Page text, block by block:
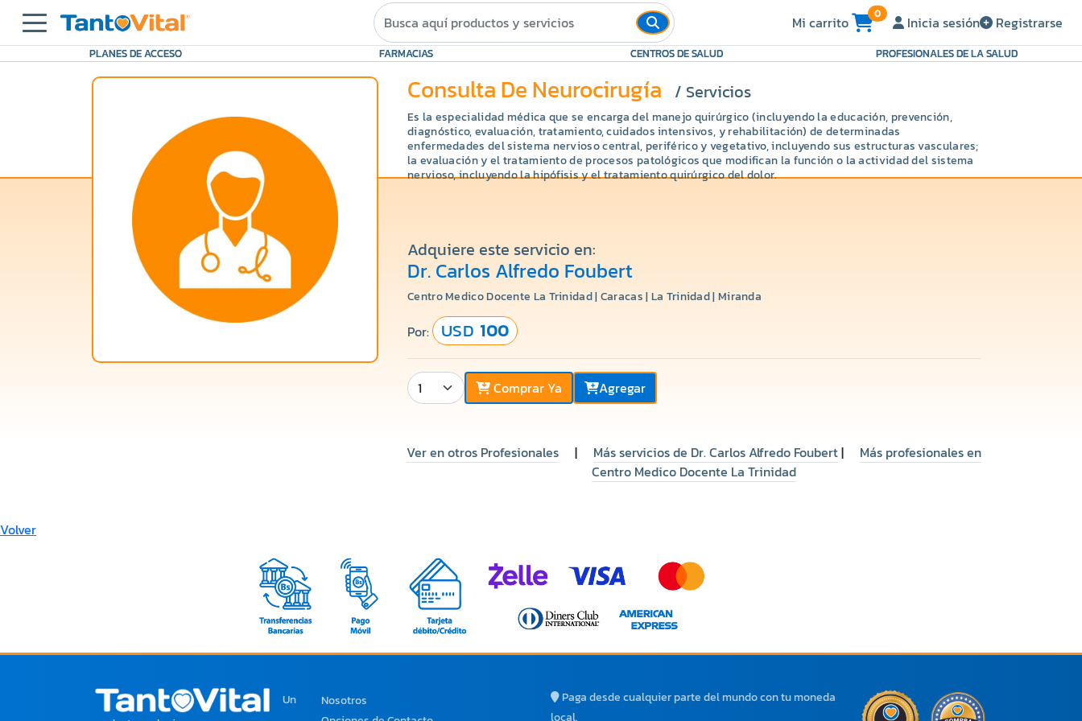
Mi carrito 0 Inicia sesión Registrarse
PLANES DE ACCESO FARMACIAS CENTROS DE SALUD PROFESIONALES DE LA SALUD
Consulta De Neurocirugía / Servicios
Es la especialidad médica que se encarga del manejo quirúrgico (incluyendo la educación, prevención,
diagnóstico, evaluación, tratamiento, cuidados intensivos, y rehabilitación) de determinadas
enfermedades del sistema nervioso central, periférico y vegetativo, incluyendo sus estructuras vasculares;
la evaluación y el tratamiento de procesos patológicos que modifican la función o la actividad del sistema
nervioso, incluyendo la hipófisis y el tratamiento quirúrgico del dolor.
Adquiere este servicio en:
Dr. Carlos Alfredo Foubert
Centro Medico Docente La Trinidad | Caracas | La Trinidad | Miranda
Por: USD100
Comprar Ya Agregar
Ver en otros Profesionales | Más servicios de Dr. Carlos Alfredo Foubert|
Más profesionales en
Centro Medico Docente La Trinidad
Volver
Un
Nosotros
Paga desde cualquier parte del mundo con tu moneda